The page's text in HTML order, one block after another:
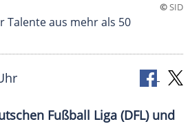
©SID
Talente aus mehr als 50
Fußball Liga (DFL) und